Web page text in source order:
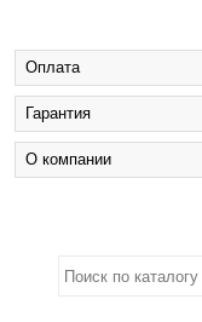
Оплата
Гарантия
О компании